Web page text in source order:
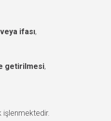
ifası,
getirilmesi,
işlenmektedir.